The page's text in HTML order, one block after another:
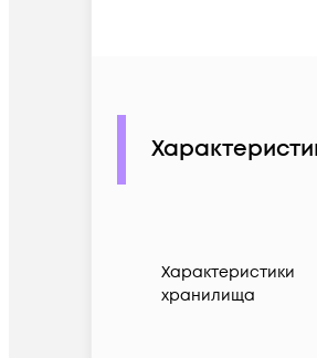
Характеристики
хранилища